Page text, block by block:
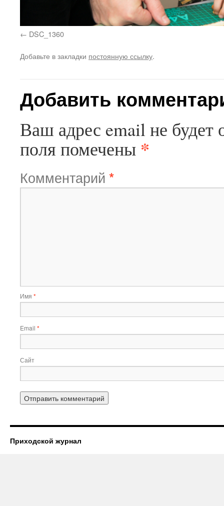
DSC_1360
Добавьте в закладки постоянную ссылку.
Добавить
Ваш адрес email не будет
поля помечены *
Комментарий *
Имя *
Email *
Сайт
Приходской журнал